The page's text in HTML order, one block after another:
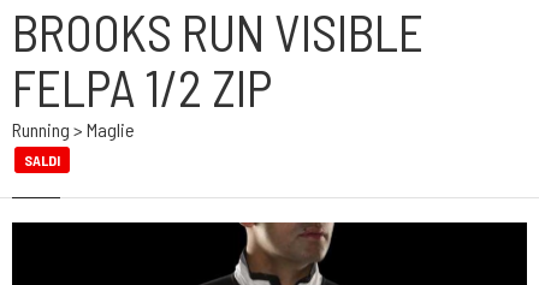
BROOKS RUN VISIBLE
FELPA 1/2 ZIP
Running > Maglie
SALDI